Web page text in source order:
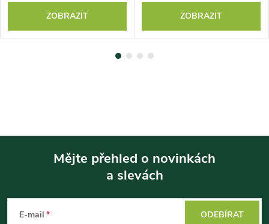
ZOBRAZIT ZOBRAZIT
Mějte přehled o novinkách
a slevách
E-mail ODEBÍRAT